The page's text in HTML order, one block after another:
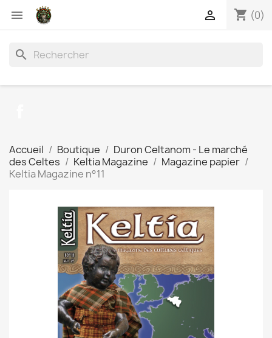
 shopping_cart (0)

search
Accueil Boutique
Duron Celtanom - Le marché
des Celtes
Keltia Magazine
Magazine papier
Keltia Magazine n°11